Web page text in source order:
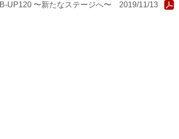
B-UP120 〜新たなステージへ〜 2019/11/13